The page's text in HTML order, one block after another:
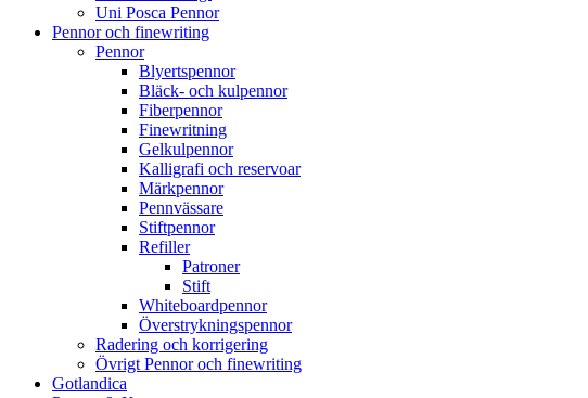
Uni Posca Pennor
Pennor och finewriting
Pennor
Blyertspennor
Bläck- och kulpennor
Fiberpennor
Finewritning
Gelkulpennor
Kalligrafi och reservoar
Märkpennor
Pennvässare
Stiftpennor
Refiller
Patroner
Stift
Whiteboardpennor
Överstrykningspennor
Radering och korrigering
Övrigt Pennor och finewriting
Gotlandica